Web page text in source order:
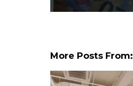
More Posts From: